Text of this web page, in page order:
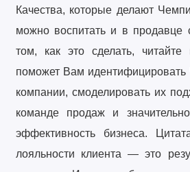
Качества, которые делают
можно воспитать и в продавце
том, как это сделать,
поможет Вам
компании, смоделировать их
команде продаж и
эффективность бизнеса.
лояльности клиента — это